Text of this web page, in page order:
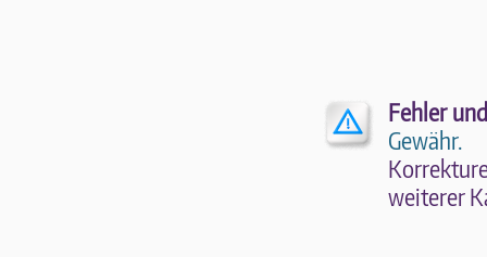
Fehler
Gewähr.
wei­te­rer